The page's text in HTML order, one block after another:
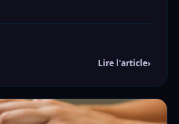
Lire l'article›